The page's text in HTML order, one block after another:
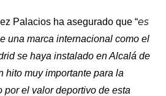
Palacios ha asegurado que “es
una marca internacional como el
se haya instalado en Alcalá de
hito muy importante para la
por el valor deportivo de esta